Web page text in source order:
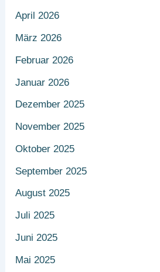
April 2026
März 2026
Februar 2026
Januar 2026
Dezember 2025
November 2025
Oktober 2025
September 2025
August 2025
Juli 2025
Juni 2025
Mai 2025